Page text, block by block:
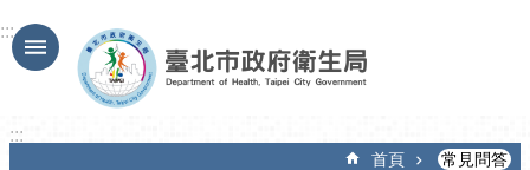
跳到主要內容區塊
:::
:::
首頁 常見問答